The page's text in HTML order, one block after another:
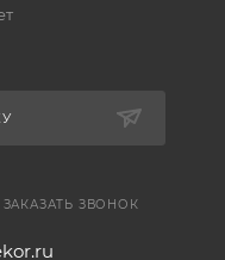
ЗАКАЗАТЬ ЗВОНОК